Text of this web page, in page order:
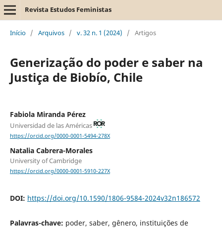
Revista Estudos Feministas
Início / Arquivos / v. 32 n. 1 (2024) / Artigos
Generização do poder e saber na
Justiça de Biobío, Chile
Fabiola Miranda Pérez
Universidad de las Américas
https://orcid.org/0000-0001-5494-278X
Natalia Cabrera-Morales
University of Cambridge
https://orcid.org/0000-0001-5910-227X
DOI: https://doi.org/10.1590/1806-9584-2024v32n186572
Palavras-chave: poder, saber, gênero, instituições de